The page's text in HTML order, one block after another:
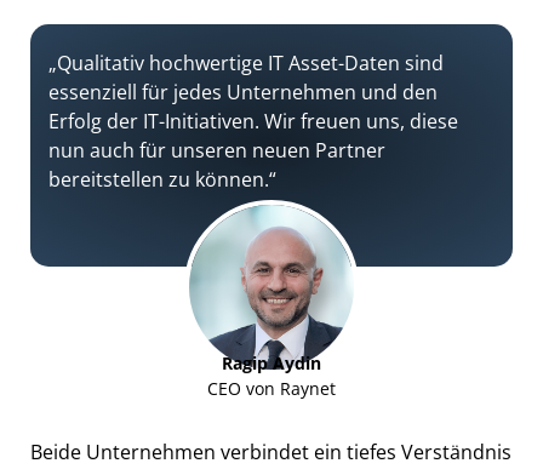
„Qualitativ hochwertige IT Asset-Daten sind
essenziell für jedes Unternehmen und den
Erfolg der IT-Initiativen. Wir freuen uns, diese
nun auch für unseren neuen Partner
bereitstellen zu können.“
Ragip Aydin
CEO von Raynet
Beide Unternehmen verbindet ein tiefes Verständnis